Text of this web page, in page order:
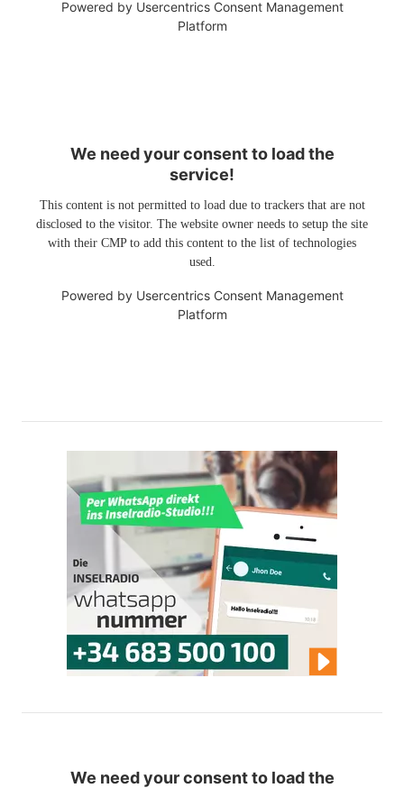
Powered by Usercentrics Consent Management
Platform
We need your consent to load the
service!
This content is not permitted to load due to trackers that are not
disclosed to the visitor. The website owner needs to setup the site
with their CMP to add this content to the list of technologies
used.
Powered by Usercentrics Consent Management
Platform
We need your consent to load the